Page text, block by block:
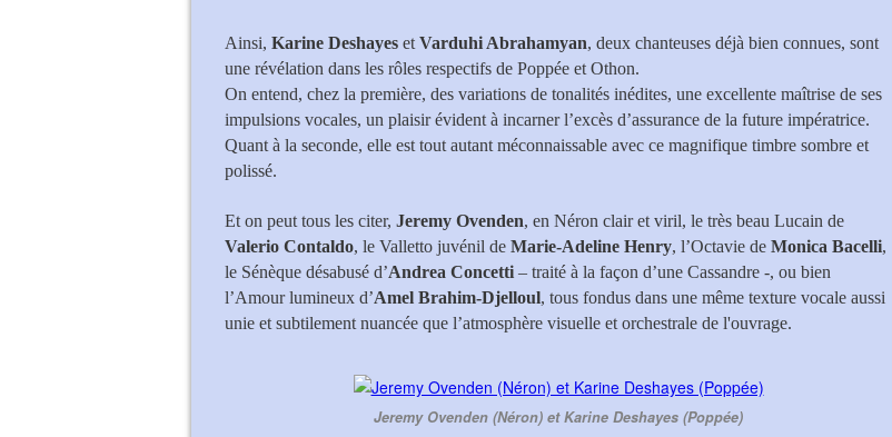
Ainsi, Karine Deshayes et Varduhi Abrahamyan, deux chanteuses déjà bien connues, sont
une révélation dans les rôles respectifs de Poppée et Othon.
On entend, chez la première, des variations de tonalités inédites, une excellente maîtrise de ses
impulsions vocales, un plaisir évident à incarner l’excès d’assurance de la future impératrice.
Quant à la seconde, elle est tout autant méconnaissable avec ce magnifique timbre sombre et
polissé.
Et on peut tous les citer, Jeremy Ovenden, en Néron clair et viril, le très beau Lucain de
Valerio Contaldo, le Valletto juvénil de Marie-Adeline Henry, l’Octavie de Monica Bacelli,
le Sénèque désabusé d’Andrea Concetti – traité à la façon d’une Cassandre -, ou bien
l’Amour lumineux d’Amel Brahim-Djelloul, tous fondus dans une même texture vocale aussi
unie et subtilement nuancée que l’atmosphère visuelle et orchestrale de l'ouvrage.
Jeremy Ovenden (Néron) et Karine Deshayes (Poppée)